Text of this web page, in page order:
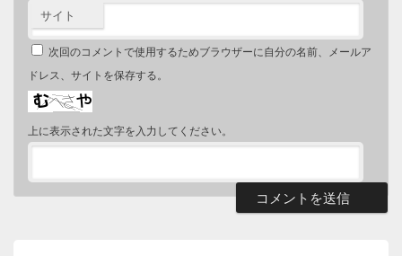
サイト
次回のコメントで使用するためブラウザーに自分の名前、メールア
ドレス、サイトを保存する。
上に表示された文字を入力してください。